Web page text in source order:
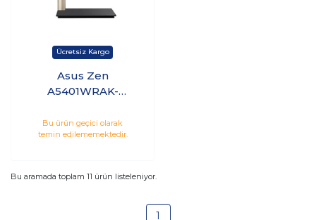
Asus Zen
A5401WRAK-
8GB 512GB SSD 23.8
Freedos
Bu ürün geçici olarak
temin edilememektedir.
Bu aramada toplam 11 ürün listeleniyor.
1